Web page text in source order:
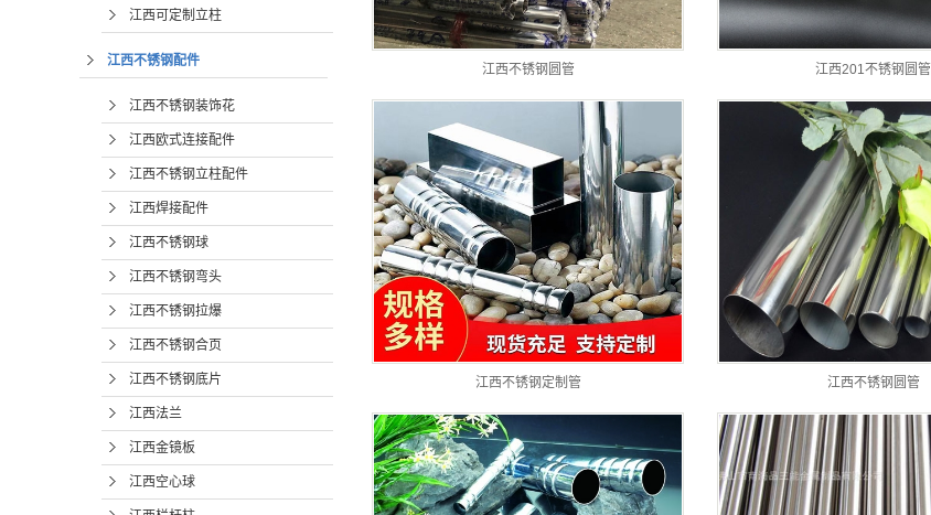
江西可定制立柱
江西不锈钢配件
江西不锈钢装饰花
江西欧式连接配件
江西不锈钢立柱配件
江西焊接配件
江西不锈钢球
江西不锈钢弯头
江西不锈钢拉爆
江西不锈钢合页
江西不锈钢底片
江西法兰
江西金镜板
江西空心球
江西不锈钢圆管 江西201不锈钢圆管
江西不锈钢定制管 江西不锈钢圆管